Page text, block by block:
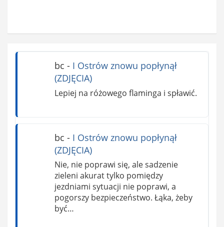
bc - I Ostrów znowu popłynął
(ZDJĘCIA)
Lepiej na różowego flaminga i spławić.
bc - I Ostrów znowu popłynął
(ZDJĘCIA)
Nie, nie poprawi się, ale sadzenie
zieleni akurat tylko pomiędzy
jezdniami sytuacji nie poprawi, a
pogorszy bezpieczeństwo. Łąka, żeby
być…